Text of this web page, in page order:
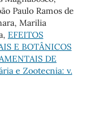
Paulo Ramos de
Marilia
EFEITOS
E BOTÂNICOS
DE
e Zootecnia: v.